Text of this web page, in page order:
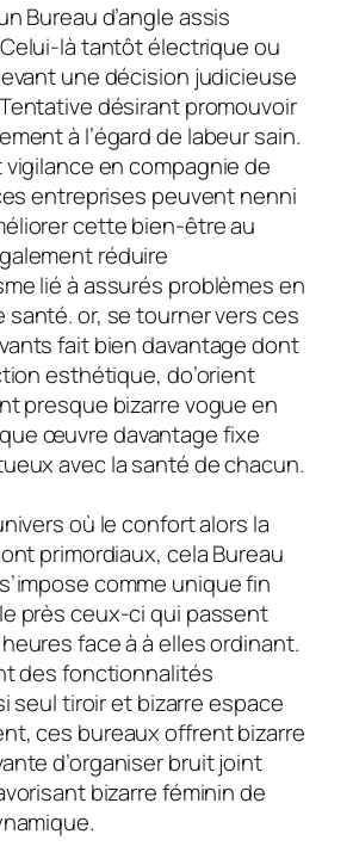
Bureau d’angle assis
là tantôt électrique ou
une décision judicieuse
désirant promouvoir
à l’égard de labeur sain.
vigilance en compagnie de
entreprises peuvent nenni
cette bien-être au
réduire
lié à assurés problèmes en
santé. or, se tourner vers ces
fait bien davantage dont
esthétique, do’orient
presque bizarre vogue en
œuvre davantage fixe
avec la santé de chacun.
où le confort alors la
primordiaux, cela Bureau
comme unique fin
près ceux-ci qui passent
face à à elles ordinant.
des fonctionnalités
seul tiroir et bizarre espace
ces bureaux offrent bizarre
d’organiser bruit joint
bizarre féminin de